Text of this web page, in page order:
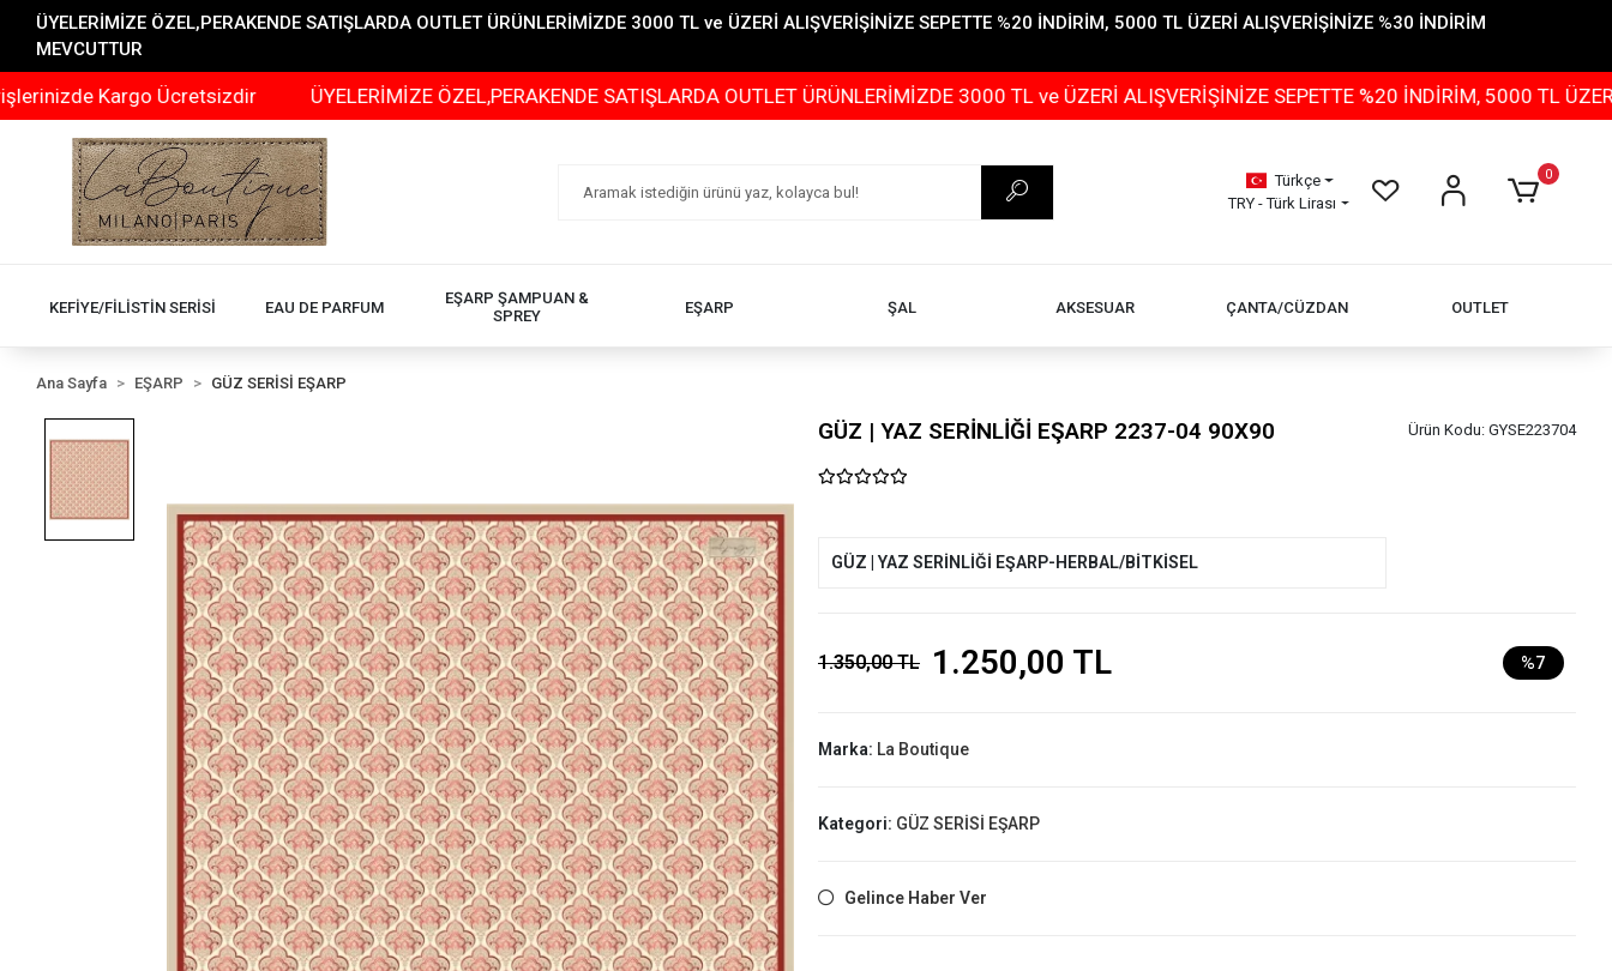
ÜYELERİMİZE ÖZEL,PERAKENDE SATIŞLARDA OUTLET ÜRÜNLERİMİZDE 3000 TL ve ÜZERİ ALIŞVERİŞİNİZE SEPETTE %20 İNDİRİM, 5000 TL ÜZERİ ALIŞVERİŞİNİZE %30 İNDİRİM
MEVCUTTUR
Kargo Ücretsizdir ÜYELERİMİZE ÖZEL,PERAKENDE SATIŞLARDA OUTLET ÜRÜNLERİMİZDE 3000 TL ve ÜZERİ ALIŞVERİŞİNİZE SEPETTE %20 İNDİRİM, 5000 TL ÜZERİ
Türkçe
TRY - Türk Lirası
0
KEFİYE/FİLİSTİN SERİSİ EAU DE PARFUM
EŞARP ŞAMPUAN &
SPREY
EŞARP ŞAL AKSESUAR ÇANTA/CÜZDAN OUTLET
Ana Sayfa EŞARP GÜZ SERİSİ EŞARP
GÜZ | YAZ SERİNLİĞİ EŞARP 2237-04 90X90 Ürün Kodu: GYSE223704
GÜZ | YAZ SERİNLİĞİ EŞARP-HERBAL/BİTKİSEL
1.350,00 TL 1.250,00 TL %7
Marka: La Boutique
Kategori: GÜZ SERİSİ EŞARP
Gelince Haber Ver